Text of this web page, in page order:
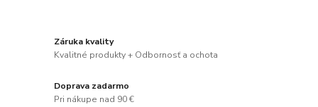
Záruka kvality
Kvalitné produkty + Odbornosť a ochota
Doprava zadarmo
Pri nákupe nad 90 €